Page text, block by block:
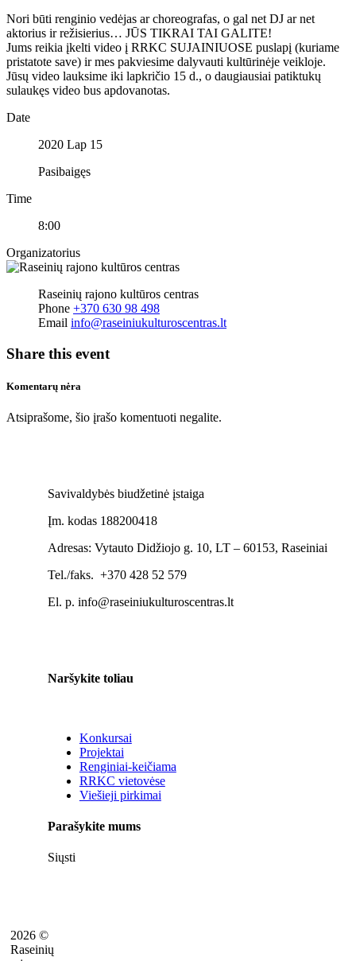
Nori būti renginio vedėjas ar choreografas, o gal net DJ ar net
aktorius ir režisierius… JŪS TIKRAI TAI GALITE!
Jums reikia įkelti video į RRKC SUJAINIUOSE puslapį (kuriame
pristatote save) ir mes pakviesime dalyvauti kultūrinėje veikloje.
Jūsų video lauksime iki lapkričio 15 d., o daugiausiai patiktukų
sulaukęs video bus apdovanotas.
Date
2020 Lap 15
Pasibaigęs
Time
8:00
Organizatorius
Raseinių rajono kultūros centras
Phone +370 630 98 498
Email info@raseiniukulturoscentras.lt
Share this event
Komentarų nėra
Atsiprašome, šio įrašo komentuoti negalite.
Savivaldybės biudžetinė įstaiga
Įm. kodas 188200418
Adresas: Vytauto Didžiojo g. 10, LT – 60153, Raseiniai
Tel./faks. +370 428 52 579
El. p. info@raseiniukulturoscentras.lt
Naršykite toliau
Konkursai
Projektai
Renginiai-keičiama
RRKC vietovėse
Viešieji pirkimai
Parašykite mums
Siųsti
2026 ©
Raseinių